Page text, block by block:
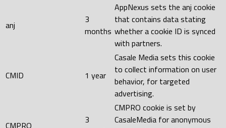
anj
3
months
AppNexus sets the anj cookie
that contains data stating
whether a cookie ID is synced
with partners.
CMID 1 year
Casale Media sets this cookie
to collect information on user
behavior, for targeted
advertising.
CMPRO
3
CMPRO cookie is set by
CasaleMedia for anonymous